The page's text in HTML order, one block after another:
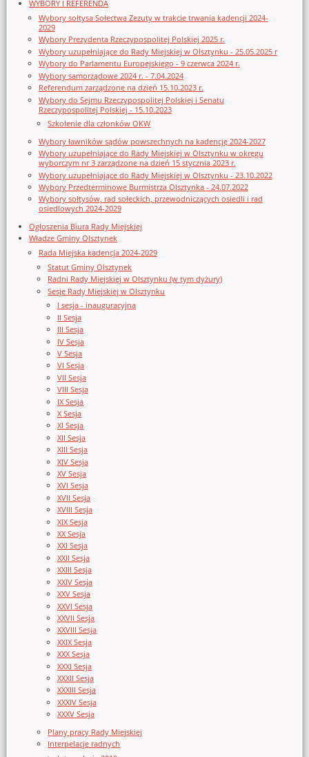
WYBORY I REFERENDA
Wybory sołtysa Sołectwa Zezuty w trakcie trwania kadencji 2024-
2029
Wybory Prezydenta Rzeczypospolitej Polskiej 2025 r.
Wybory uzupełniające do Rady Miejskiej w Olsztynku - 25.05.2025 r
Wybory do Parlamentu Europejskiego - 9 czerwca 2024 r.
Wybory samorządowe 2024 r. - 7.04.2024
Referendum zarządzone na dzień 15.10.2023 r.
Wybory do Sejmu Rzeczypospolitej Polskiej i Senatu
Rzeczypospolitej Polskiej - 15.10.2023
Szkolenie dla członków OKW
Wybory ławników sądów powszechnych na kadencję 2024-2027
Wybory uzupełniające do Rady Miejskiej w Olsztynku w okręgu
wyborczym nr 3 zarządzone na dzień 15 stycznia 2023 r.
Wybory uzupełniające do Rady Miejskiej w Olsztynku - 23.10.2022
Wybory Przedterminowe Burmistrza Olsztynka - 24.07.2022
Wybory sołtysów, rad sołeckich, przewodniczących osiedli i rad
osiedlowych 2024-2029
Ogłoszenia Biura Rady Miejskiej
Władze Gminy Olsztynek
Rada Miejska kadencja 2024-2029
Statut Gminy Olsztynek
Radni Rady Miejskiej w Olsztynku (w tym dyżury)
Sesje Rady Miejskiej w Olsztynku
I sesja - inauguracyjna
II Sesja
III Sesja
IV Sesja
V Sesja
VI Sesja
VII Sesja
VIII Sesja
IX Sesja
X Sesja
XI Sesja
XII Sesja
XIII Sesja
XIV Sesja
XV Sesja
XVI Sesja
XVII Sesja
XVIII Sesja
XIX Sesja
XX Sesja
XXI Sesja
XXII Sesja
XXIII Sesja
XXIV Sesja
XXV Sesja
XXVI Sesja
XXVII Sesja
XXVIII Sesja
XXIX Sesja
XXX Sesja
XXXI Sesja
XXXII Sesja
XXXIII Sesja
XXXIV Sesja
XXXV Sesja
Plany pracy Rady Miejskiej
Interpelacje radnych